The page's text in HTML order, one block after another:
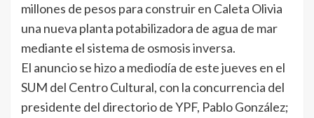
millones de pesos para construir en Caleta Olivia
una nueva planta potabilizadora de agua de mar
mediante el sistema de osmosis inversa.
El anuncio se hizo a mediodía de este jueves en el
SUM del Centro Cultural, con la concurrencia del
presidente del directorio de YPF, Pablo González;